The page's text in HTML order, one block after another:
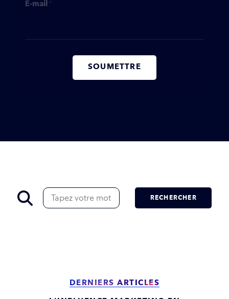
E-mail
DERNIERS ARTICLES